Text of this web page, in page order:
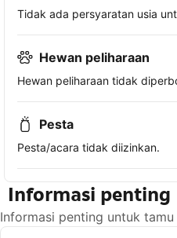
Tidak ada persyaratan usia
Hewan peliharaan
Hewan peliharaan tidak
Pesta
Pesta/acara tidak diizinkan.
Informasi penting
Informasi penting untuk